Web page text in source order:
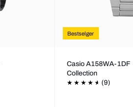
Bestselger
Casio A158WA-1DF
Collection
(9)